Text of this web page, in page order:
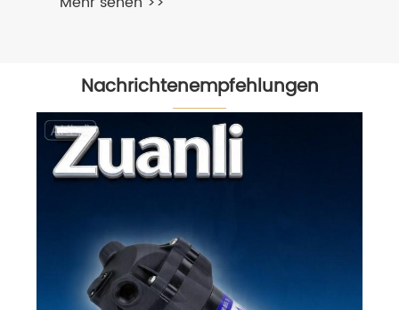
Nachrichtenempfehlungen
SILICON & GUMME PEST FERGIERUNG:
Zhengguans Expertise in Custom